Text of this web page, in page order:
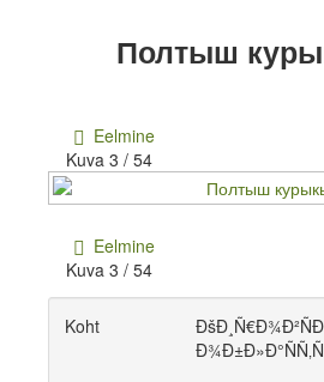
Kontakt
Полтыш
Eelmine
Kuva 3 / 54
Eelmine
Kuva 3 / 54
Koht